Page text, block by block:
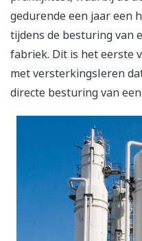
gedurende een jaar een
tijdens de besturing van
fabriek. Dit is het eerste
met versterkingsleren
directe besturing van